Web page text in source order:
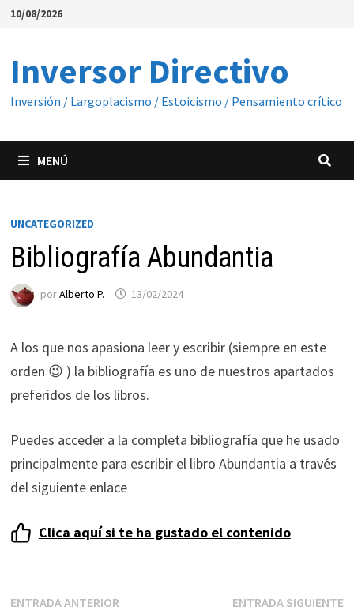
Saltar
10/08/2026
Inversor Directivo
Inversión / Largoplacismo / Estoicismo / Pensamiento crítico
MENÚ
UNCATEGORIZED
Bibliografía Abundantia
porAlberto P. 13/02/2024
A los que nos apasiona leer y escribir (siempre en este
orden 😉 ) la bibliografía es uno de nuestros apartados
preferidos de los libros.
Puedes acceder a la completa bibliografía que he usado
principalmente para escribir el libro Abundantia a través
del siguiente enlace
Clica aquí si te ha gustado el contenido
Navegación
ENTRADA ANTERIOREntrada
ENTRADA SIGUIENTE
cookies no